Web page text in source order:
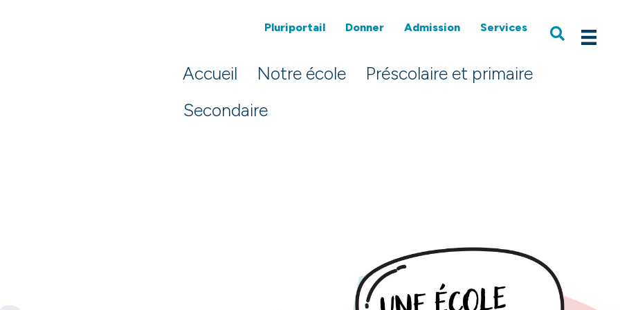
Pluriportail Donner Admission Services
Accueil Notre école
Préscolaire et primaire
Secondaire